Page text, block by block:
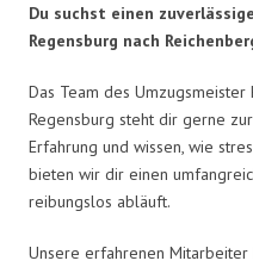
Du suchst einen
Regensburg nach
Das Team des
Regensburg steht dir gerne
Erfahrung und wissen, wie
bieten wir dir einen
reibungslos abläuft.
Unsere erfahrenen Mitarbeiter